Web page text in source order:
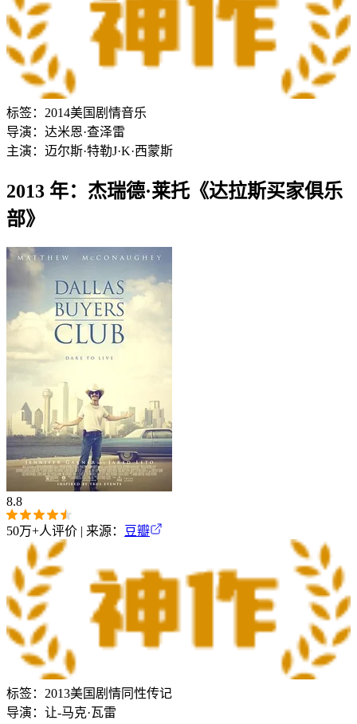
标签： 2014美国 剧情音乐
导演： 达米恩·查泽雷
主演： 迈尔斯·特勒J·K·西蒙斯
2013 年：杰瑞德·莱托《达拉斯买家俱乐
部》
8.8
50万+人评价 | 来源： 豆瓣
标签： 2013美国 剧情同性传记
导演： 让-马克·瓦雷